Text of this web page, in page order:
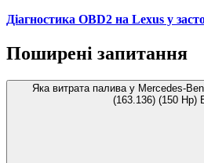
Діагностика OBD2 на Lexus у
Поширені запитання
Яка витрата палива у Mercedes-
(163.136) (150 Hp)